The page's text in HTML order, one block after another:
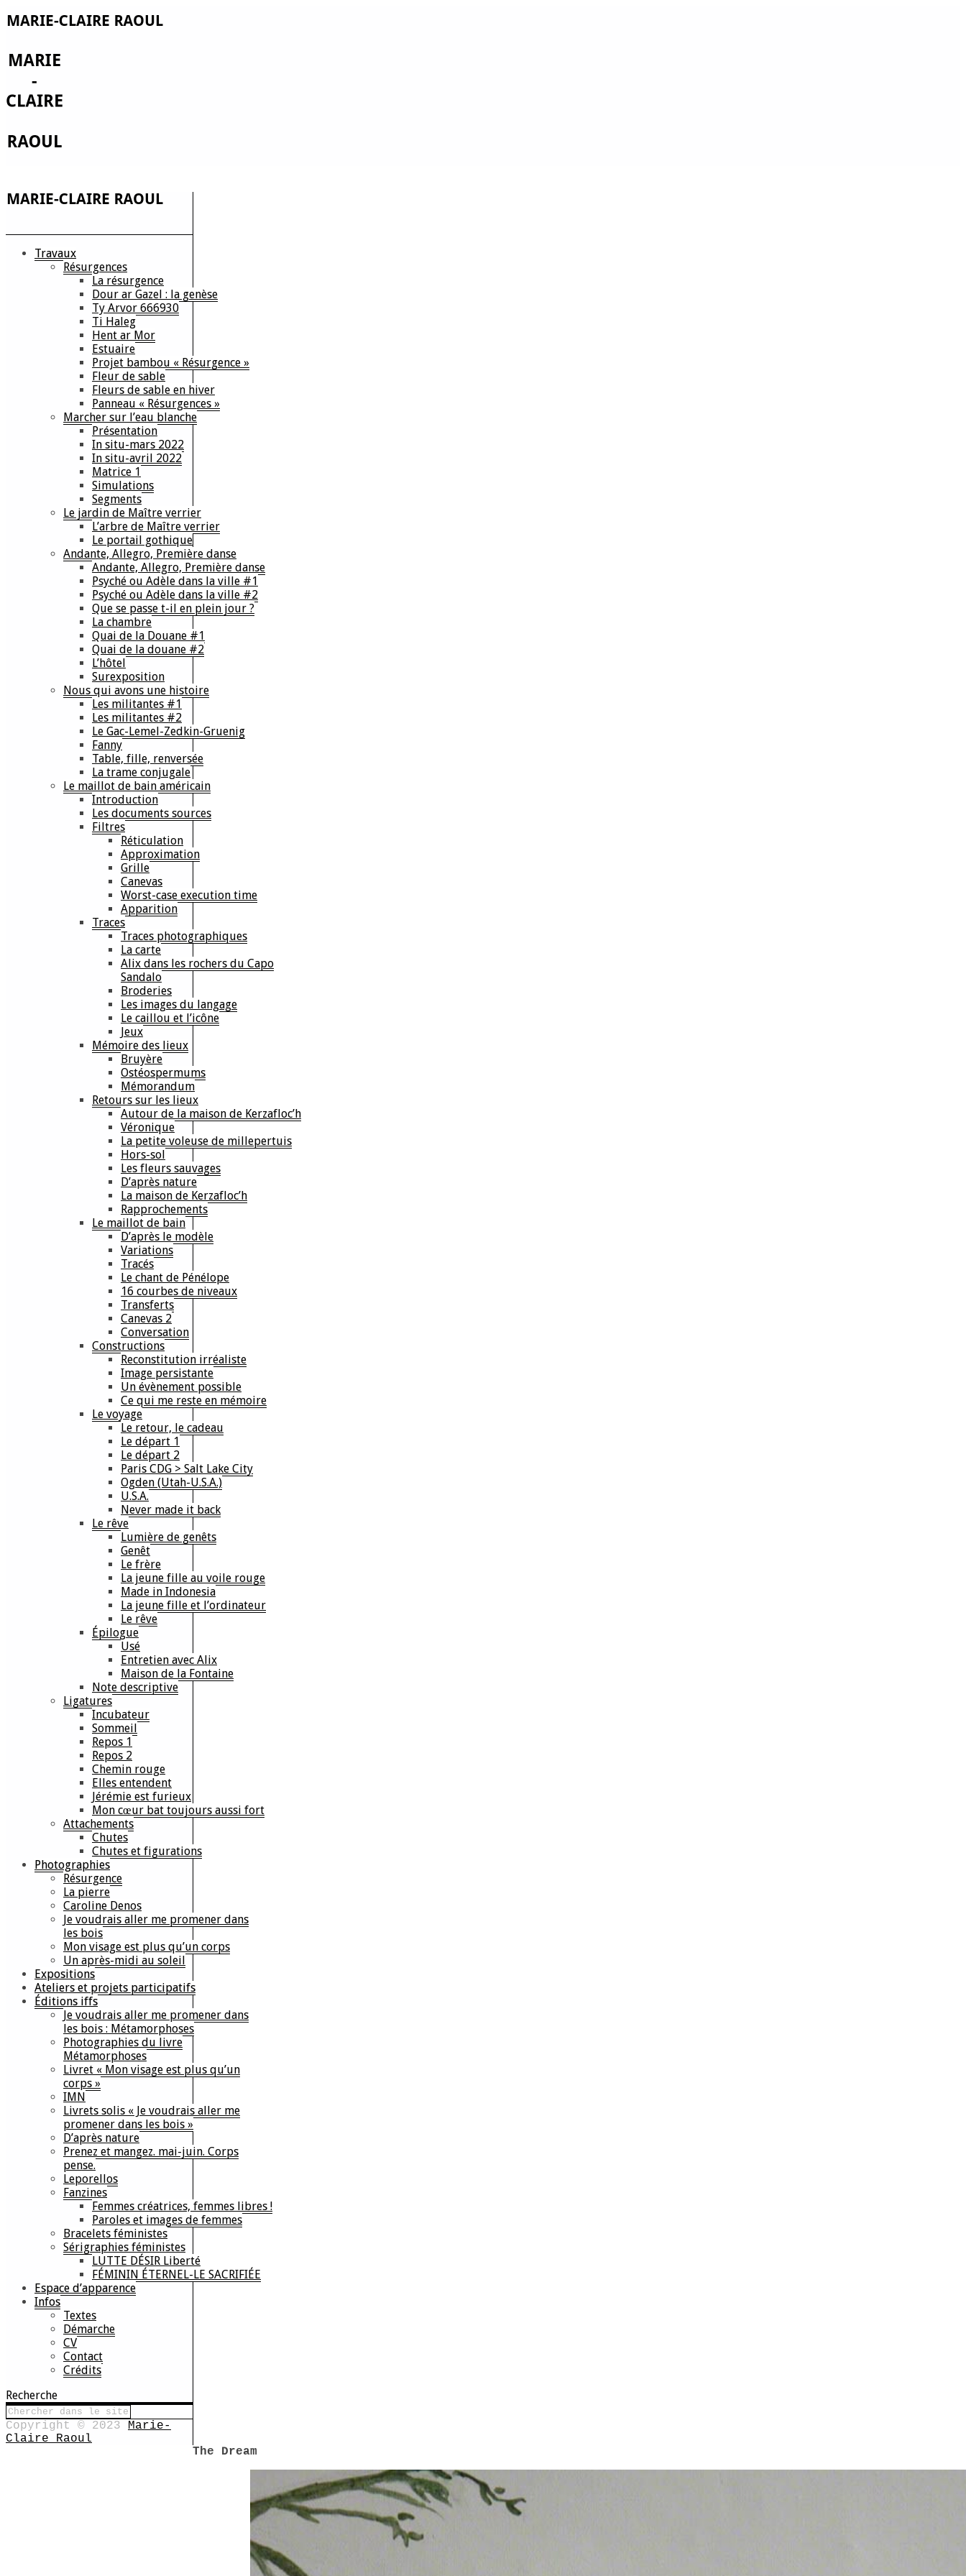
Travaux
Résurgences
La résurgence
Dour ar Gazel : la genèse
Ty Arvor 666930
Ti Haleg
Hent ar Mor
Estuaire
Projet bambou « Résurgence »
Fleur de sable
Fleurs de sable en hiver
Panneau « Résurgences »
Marcher sur l’eau blanche
Présentation
In situ-mars 2022
In situ-avril 2022
Matrice 1
Simulations
Segments
Le jardin de Maître verrier
L’arbre de Maître verrier
Le portail gothique
Andante, Allegro, Première danse
Andante, Allegro, Première danse
Psyché ou Adèle dans la ville #1
Psyché ou Adèle dans la ville #2
Que se passe t-il en plein jour ?
La chambre
Quai de la Douane #1
Quai de la douane #2
L’hôtel
Surexposition
Nous qui avons une histoire
Les militantes #1
Les militantes #2
Le Gac-Lemel-Zedkin-Gruenig
Fanny
Table, fille, renversée
La trame conjugale
Le maillot de bain américain
Introduction
Les documents sources
Filtres
Réticulation
Approximation
Grille
Canevas
Worst-case execution time
Apparition
Traces
Traces photographiques
La carte
Alix dans les rochers du Capo
Sandalo
Broderies
Les images du langage
Le caillou et l’icône
Jeux
Mémoire des lieux
Bruyère
Ostéospermums
Mémorandum
Retours sur les lieux
Autour de la maison de Kerzafloc’h
Véronique
La petite voleuse de millepertuis
Hors-sol
Les fleurs sauvages
D’après nature
La maison de Kerzafloc’h
Rapprochements
Le maillot de bain
D’après le modèle
Variations
Tracés
Le chant de Pénélope
16 courbes de niveaux
Transferts
Canevas 2
Conversation
Constructions
Reconstitution irréaliste
Image persistante
Un évènement possible
Ce qui me reste en mémoire
Le voyage
Le retour, le cadeau
Le départ 1
Le départ 2
Paris CDG > Salt Lake City
Ogden (Utah-U.S.A.)
U.S.A.
Never made it back
Le rêve
Lumière de genêts
Genêt
Le frère
La jeune fille au voile rouge
Made in Indonesia
La jeune fille et l’ordinateur
Le rêve
Épilogue
Usé
Entretien avec Alix
Maison de la Fontaine
Note descriptive
Ligatures
Incubateur
Sommeil
Repos 1
Repos 2
Chemin rouge
Elles entendent
Jérémie est furieux
Mon cœur bat toujours aussi fort
Attachements
Chutes
Chutes et figurations
Photographies
Résurgence
La pierre
Caroline Denos
Je voudrais aller me promener dans
les bois
Mon visage est plus qu’un corps
Un après-midi au soleil
Expositions
Ateliers et projets participatifs
Éditions iffs
Je voudrais aller me promener dans
les bois : Métamorphoses
Photographies du livre
Métamorphoses
Livret « Mon visage est plus qu’un
corps »
IMN
Livrets solis « Je voudrais aller me
promener dans les bois »
D’après nature
Prenez et mangez. mai-juin. Corps
pense.
Leporellos
Fanzines
Femmes créatrices, femmes libres !
Paroles et images de femmes
Bracelets féministes
Sérigraphies féministes
LUTTE DÉSIR Liberté
FÉMININ ÉTERNEL-LE SACRIFIÉE
Espace d’apparence
Infos
Textes
Démarche
CV
Contact
Crédits
Recherche
Copyright © 2023 Marie-
Claire Raoul
The Dream